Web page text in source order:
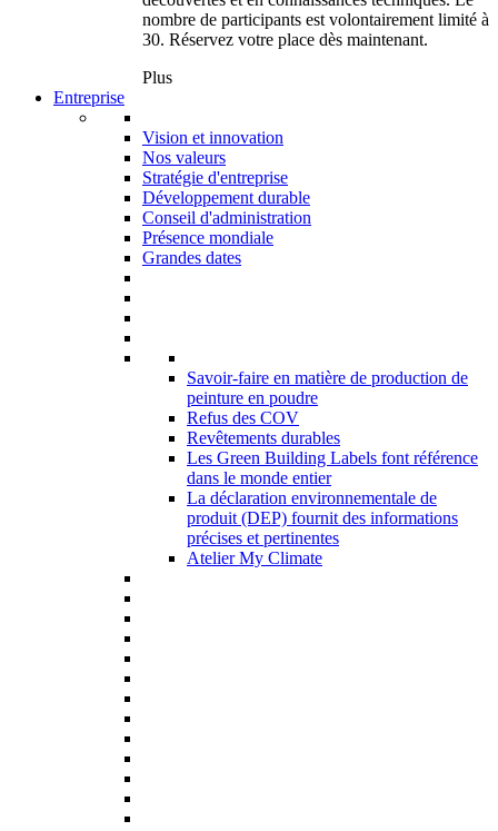
nombre de participants est volontairement limité à
30. Réservez votre place dès maintenant.
Plus
Entreprise
Vision et innovation
Nos valeurs
Stratégie d'entreprise
Développement durable
Conseil d'administration
Présence mondiale
Grandes dates
Savoir-faire en matière de production de
peinture en poudre
Refus des COV
Revêtements durables
Les Green Building Labels font référence
dans le monde entier
La déclaration environnementale de
produit (DEP) fournit des informations
précises et pertinentes
Atelier My Climate